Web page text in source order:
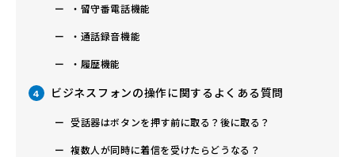
・留守番電話機能
・通話録音機能
・履歴機能
4 ビジネスフォンの操作に関するよくある質問
受話器はボタンを押す前に取る？後に取る？
複数人が同時に着信を受けたらどうなる？